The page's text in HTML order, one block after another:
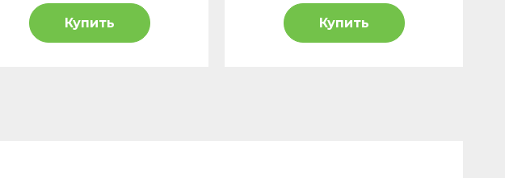
Купить Купить